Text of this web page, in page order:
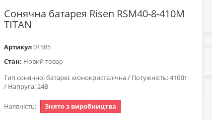
Сонячна батарея Risen RSM40-8-410M
TITAN
Артикул01585
Стан: Новий товар
Тип сонячної батареї: монокристалічна / Потужність: 410Вт
/ Напруга: 24В
Наявність: Знято з виробництва